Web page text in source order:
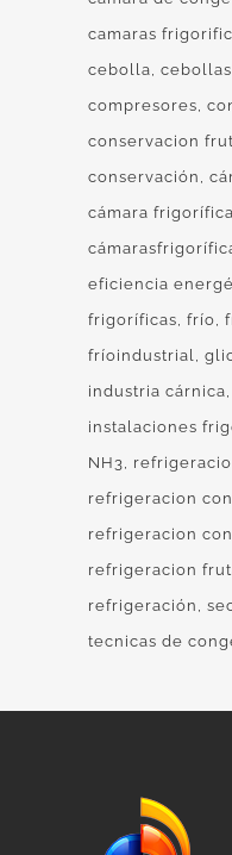
camaras
cebolla cebollas
compresores
conservacion
conservación
cámara frigorífica
eficiencia
frigoríficas frío
fríoindustrial
industria cárnica
instalaciones
NH3
refrigeracion
refrigeracion
refrigeracion
refrigeración
tecnicas de